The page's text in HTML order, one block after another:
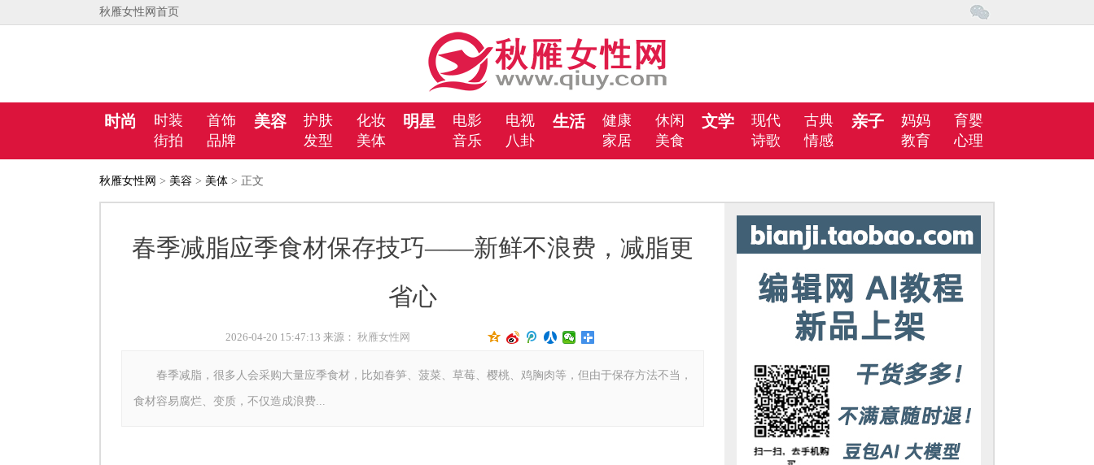
秋雁女性网首页
时尚 时装
首饰
街拍
品牌
美容 护肤
化妆
发型
美体
明星 电影
电视
音乐
八卦
生活 健康
休闲
家居
美食
文学 现代
古典
诗歌
情感
亲子 妈妈
育婴
教育
心理
秋雁女性网 > 美容 > 美体 > 正文
春季减脂应季食材保存技巧——新鲜不浪费，减脂更
省心
2026-04-20 15:47:13 来源： 秋雁女性网
春季减脂，很多人会采购大量应季食材，比如春笋、菠菜、草莓、樱桃、鸡胸肉等，但由于保存方法不当，
食材容易腐烂、变质，不仅造成浪费...